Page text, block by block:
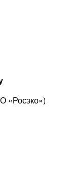
«Росэко»)